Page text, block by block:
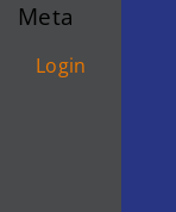
Meta
Login